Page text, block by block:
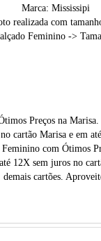
Marca: Mississipi
realizada com
Feminino ->
Preços na
cartão Marisa e em
com Ótimos
12X sem juros no
demais cartões.